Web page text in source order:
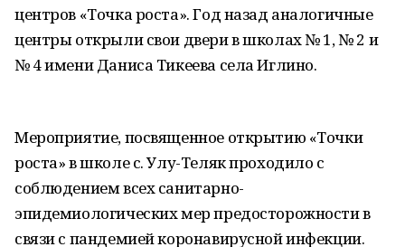
центров «Точка роста». Год назад аналогичные
центры открыли свои двери в школах № 1, № 2 и
№ 4 имени Даниса Тикеева села Иглино.
Мероприятие, посвященное открытию «Точки
роста» в школе с. Улу-Теляк проходило с
соблюдением всех санитарно-
эпидемиологических мер предосторожности в
связи с пандемией коронавирусной инфекции.